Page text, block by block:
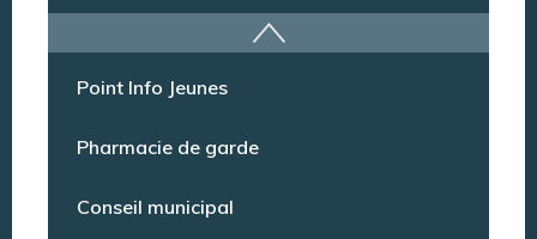
Offres d’emploi
Point Info Jeunes
Pharmacie de garde